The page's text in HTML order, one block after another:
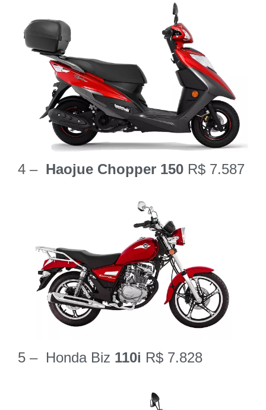
4 – Haojue Chopper 150 R$ 7.587
5 – Honda Biz 110i R$ 7.828